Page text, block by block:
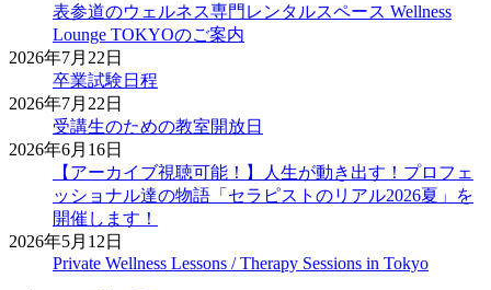
表参道のウェルネス専門レンタルスペース Wellness
Lounge TOKYOのご案内
2026年7月22日
卒業試験日程
2026年7月22日
受講生のための教室開放日
2026年6月16日
【アーカイブ視聴可能！】人生が動き出す！プロフェ
ッショナル達の物語「セラピストのリアル2026夏」を
開催します！
2026年5月12日
Private Wellness Lessons / Therapy Sessions in Tokyo